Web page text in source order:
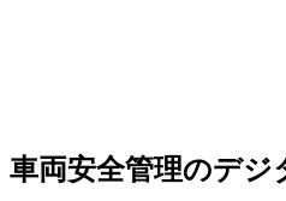
車両安全管理のデジ